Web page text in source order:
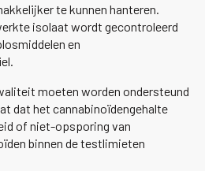
te kunnen hanteren.
isolaat wordt gecontroleerd
en
moeten worden ondersteund
dat het cannabinoïdengehalte
of niet-opsporing van
binnen de testlimieten